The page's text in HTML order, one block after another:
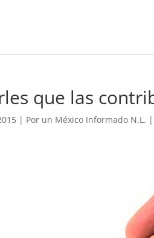
que las
| Por un México Informado N.L.